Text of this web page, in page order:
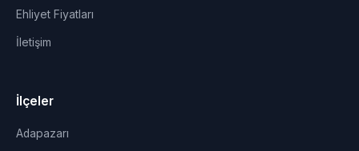
Ehliyet Fiyatları
İletişim
İlçeler
Adapazarı